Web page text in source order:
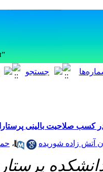
برگشت
پرستاران تازه کار
، حمید علوی مجد
و